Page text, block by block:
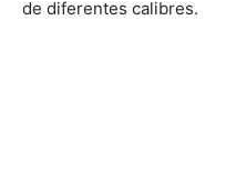
de diferentes calibres.